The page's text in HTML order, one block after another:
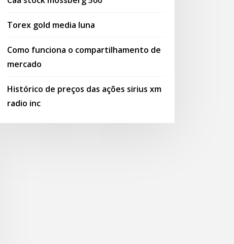
Torex gold media luna
Como funciona o compartilhamento de
mercado
Histórico de preços das ações sirius xm
radio inc